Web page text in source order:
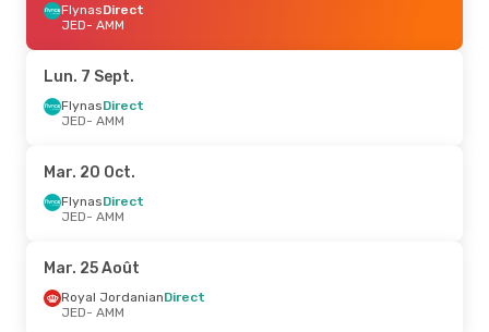
FlynasDirect
JED- AMM
AMM- JED
Mer. 7 Oct.- Mer. 7 Oct.
Royal Jordanian
AMM- JED
FlynasDirect
JED- AMM
Lun. 7 Sept.
FlynasDirect
JED- AMM
Mar. 20 Oct.
FlynasDirect
JED- AMM
Mar. 25 Août
Royal JordanianDirect
JED- AMM